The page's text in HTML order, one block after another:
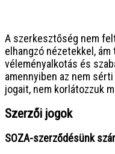
A szerkesztőség nem
elhangzó nézetekkel,
véleményalkotás és
amennyiben az nem
jogait, nem korlátozzuk
Szerzői jogok
SOZA-szerződésünk